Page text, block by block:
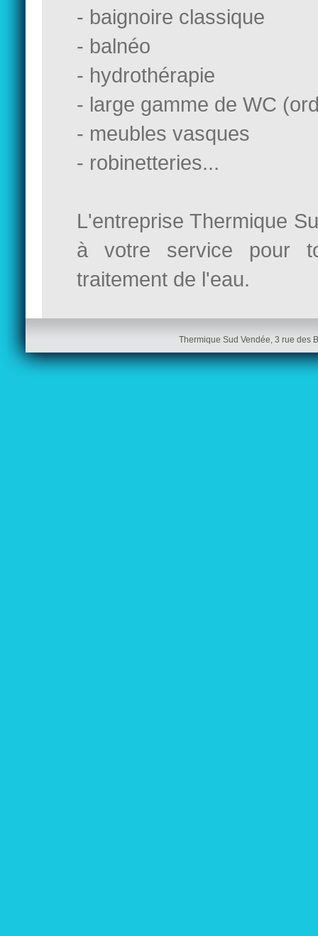
- baignoire classique
- balnéo
- hydrothérapie
- large gamme de WC
- meubles vasques
- robinetteries...
L'entreprise Thermique
à votre service pour
traitement de l'eau.
Thermique Sud Vendée, 3 rue des